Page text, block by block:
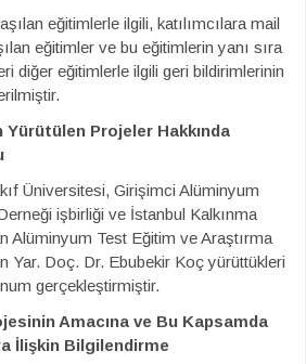
eğitimlerle ilgili, katılımcılara mail
eğitimler ve bu eğitimlerin yanı sıra
diğer eğitimlerle ilgili geri bildirimlerinin
Yürütülen Projeler Hakkında
Üniversitesi, Girişimci Alüminyum
işbirliği ve İstanbul Kalkınma
Alüminyum Test Eğitim ve Araştırma
Yar. Doç. Dr. Ebubekir Koç yürüttükleri
gerçekleştirmiştir.
Amacına ve Bu Kapsamda
İlişkin Bilgilendirme